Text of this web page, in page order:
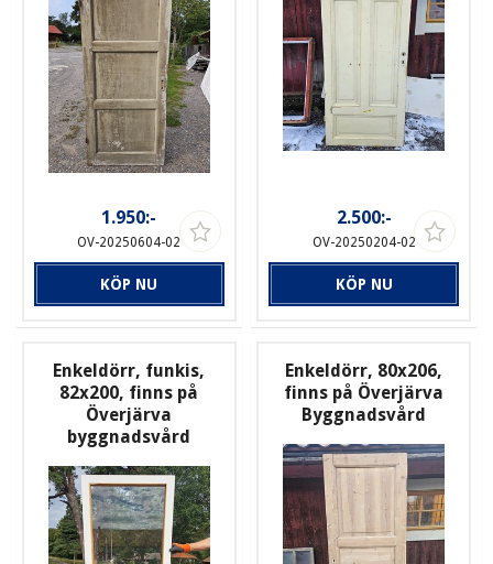
1.950:-
OV-20250604-02
KÖP NU
2.500:-
OV-20250204-02
KÖP NU
Enkeldörr, funkis,
82x200, finns på
Överjärva
byggnadsvård
Enkeldörr, 80x206,
finns på Överjärva
Byggnadsvård